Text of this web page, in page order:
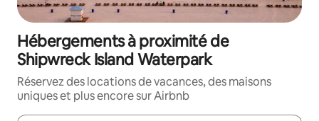
Hébergements à proximité de
Shipwreck Island Waterpark
Réservez des locations de vacances, des maisons
uniques et plus encore sur Airbnb